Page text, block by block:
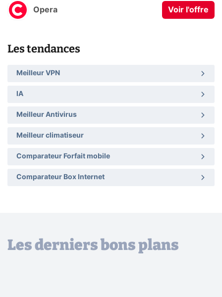
Opera Voir l'offre
Les tendances
Meilleur VPN
IA
Meilleur Antivirus
Meilleur climatiseur
Comparateur Forfait mobile
Comparateur Box Internet
Les derniers bons plans